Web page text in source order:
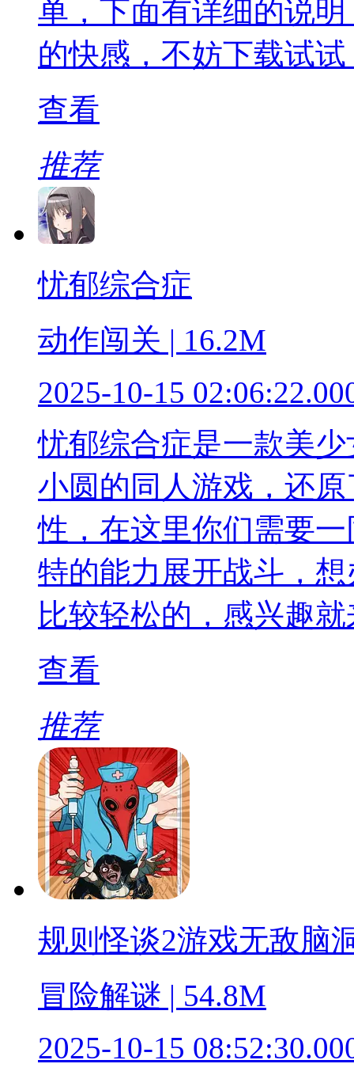
单，下面有详细的说
的快感，不妨下载试
查看
推荐
忧郁综合症
动作闯关 | 16.2M
2025-10-15
忧郁综合症是一款美
小圆的同人游戏，还
性，在这里你们需要
特的能力展开战斗，
比较轻松的，感兴趣
查看
推荐
规则怪谈2游戏无敌脑
冒险解谜 | 54.8M
2025-10-15